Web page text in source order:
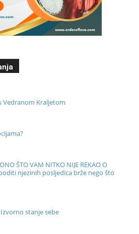
Vedranom Kraljetom
ŠTO VAM NITKO NIJE REKAO O
njezinih posljedica brže nego što
stanje sebe